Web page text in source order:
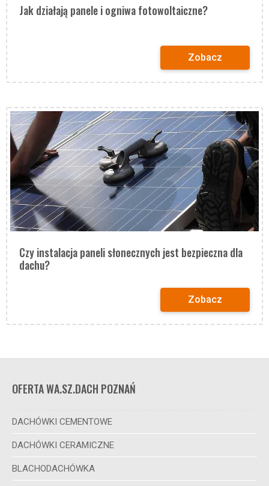
Jak działają panele i ogniwa fotowoltaiczne?
Zobacz
Czy instalacja paneli słonecznych jest bezpieczna dla
dachu?
Zobacz
OFERTA WA.SZ.DACH POZNAŃ
DACHÓWKI CEMENTOWE
DACHÓWKI CERAMICZNE
BLACHODACHÓWKA